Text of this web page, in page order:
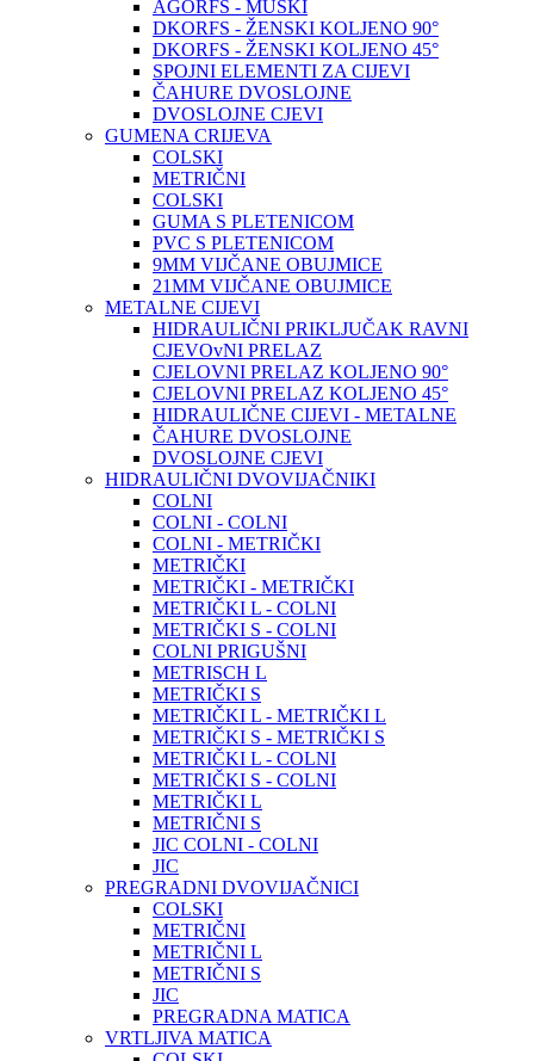
AGORFS - MUŠKI
DKORFS - ŽENSKI KOLJENO 90°
DKORFS - ŽENSKI KOLJENO 45°
SPOJNI ELEMENTI ZA CIJEVI
ČAHURE DVOSLOJNE
DVOSLOJNE CJEVI
GUMENA CRIJEVA
COLSKI
METRIČNI
COLSKI
GUMA S PLETENICOM
PVC S PLETENICOM
9MM VIJČANE OBUJMICE
21MM VIJČANE OBUJMICE
METALNE CIJEVI
HIDRAULIČNI PRIKLJUČAK RAVNI
CJEVOvNI PRELAZ
CJELOVNI PRELAZ KOLJENO 90°
CJELOVNI PRELAZ KOLJENO 45°
HIDRAULIČNE CIJEVI - METALNE
ČAHURE DVOSLOJNE
DVOSLOJNE CJEVI
HIDRAULIČNI DVOVIJAČNIKI
COLNI
COLNI - COLNI
COLNI - METRIČKI
METRIČKI
METRIČKI - METRIČKI
METRIČKI L - COLNI
METRIČKI S - COLNI
COLNI PRIGUŠNI
METRISCH L
METRIČKI S
METRIČKI L - METRIČKI L
METRIČKI S - METRIČKI S
METRIČKI L - COLNI
METRIČKI S - COLNI
METRIČKI L
METRIČNI S
JIC COLNI - COLNI
JIC
PREGRADNI DVOVIJAČNICI
COLSKI
METRIČNI
METRIČNI L
METRIČNI S
JIC
PREGRADNA MATICA
VRTLJIVA MATICA